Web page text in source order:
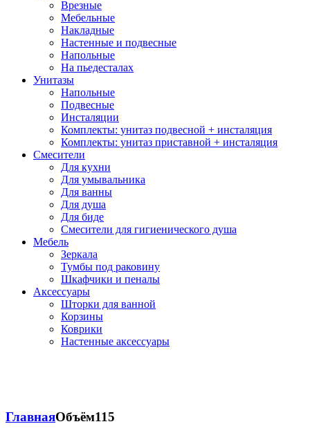
Врезные
Мебельные
Накладные
Настенные и подвесные
Напольные
На пьедесталах
Унитазы
Напольные
Подвесные
Инсталяции
Комплекты: унитаз подвесной + инсталяция
Комплекты: унитаз приставной + инсталяция
Смесители
Для кухни
Для умывальника
Для ванны
Для душа
Для биде
Смесители для гигиенического душа
Мебель
Зеркала
Тумбы под раковину
Шкафчики и пеналы
Аксессуары
Шторки для ванной
Корзины
Коврики
Настенные аксессуары
ГлавнаяОбъём115